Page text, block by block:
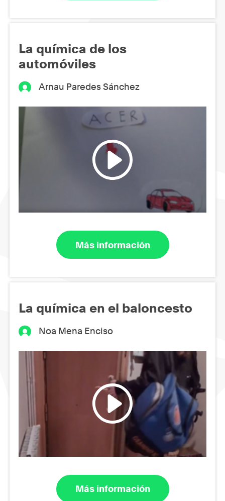
La química de los
automóviles
Arnau Paredes Sánchez
Más información
La química en el baloncesto
Noa Mena Enciso
Más información